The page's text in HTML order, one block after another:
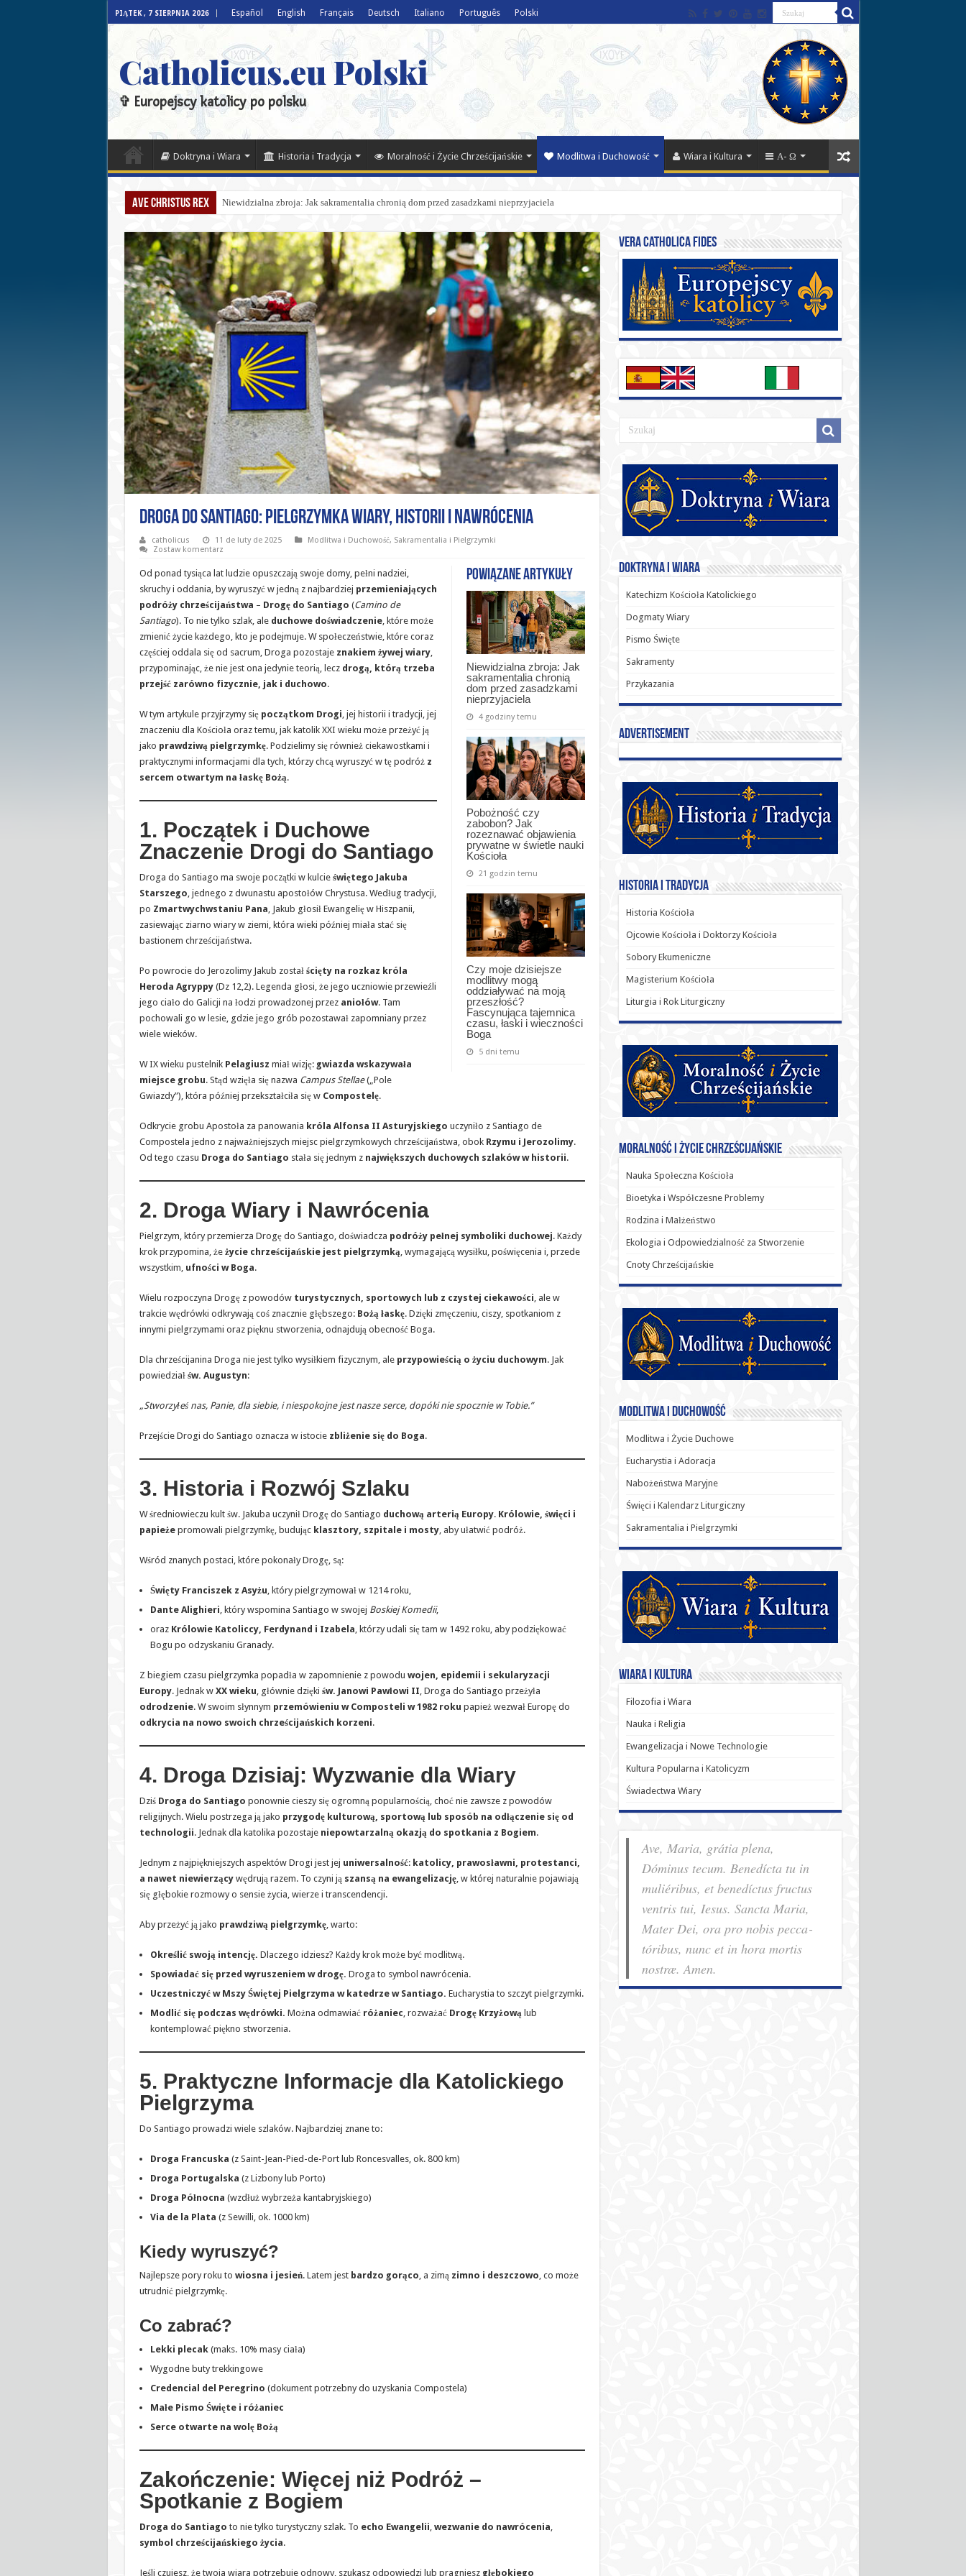
PIĄTEK , 7 SIERPNIA 2026 Español English Français Deutsch Italiano Português Polski
Catholicus.eu Polski
✞ Europejscy katolicy po polsku
Doktryna i Wiara Historia i Tradycja Moralność i Życie Chrześcijańskie Modlitwa i Duchowość Wiara i Kultura Α- Ω
Ave Christus Rex Niewidzialna zbroja: Jak sakramentalia chronią dom przed zasadzkami nieprzyjaciela
Droga do Santiago: Pielgrzymka Wiary, Historii i Nawrócenia
catholicus 11 de luty de 2025 Modlitwa i Duchowość, Sakramentalia i Pielgrzymki
Zostaw komentarz
Powiązane artykuły
Niewidzialna zbroja: Jak
sakramentalia chronią
dom przed zasadzkami
nieprzyjaciela
4 godziny temu
Pobożność czy
zabobon? Jak
rozeznawać objawienia
prywatne w świetle nauki
Kościoła
21 godzin temu
Czy moje dzisiejsze
modlitwy mogą
oddziaływać na moją
przeszłość?
Fascynująca tajemnica
czasu, łaski i wieczności
Boga
5 dni temu
Od ponad tysiąca lat ludzie opuszczają swoje domy, pełni nadziei,
skruchy i oddania, by wyruszyć w jedną z najbardziej przemieniających
podróży chrześcijaństwa – Drogę do Santiago (Camino de
Santiago). To nie tylko szlak, ale duchowe doświadczenie, które może
zmienić życie każdego, kto je podejmuje. W społeczeństwie, które coraz
częściej oddala się od sacrum, Droga pozostaje znakiem żywej wiary,
przypominając, że nie jest ona jedynie teorią, lecz drogą, którą trzeba
przejść zarówno fizycznie, jak i duchowo.
W tym artykule przyjrzymy się początkom Drogi, jej historii i tradycji, jej
znaczeniu dla Kościoła oraz temu, jak katolik XXI wieku może przeżyć ją
jako prawdziwą pielgrzymkę. Podzielimy się również ciekawostkami i
praktycznymi informacjami dla tych, którzy chcą wyruszyć w tę podróż z
sercem otwartym na łaskę Bożą.
1. Początek i Duchowe
Znaczenie Drogi do Santiago
Droga do Santiago ma swoje początki w kulcie świętego Jakuba
Starszego, jednego z dwunastu apostołów Chrystusa. Według tradycji,
po Zmartwychwstaniu Pana, Jakub głosił Ewangelię w Hiszpanii,
zasiewając ziarno wiary w ziemi, która wieki później miała stać się
bastionem chrześcijaństwa.
Po powrocie do Jerozolimy Jakub został ścięty na rozkaz króla
Heroda Agryppy(Dz 12,2). Legenda głosi, że jego uczniowie przewieźli
jego ciało do Galicji na łodzi prowadzonej przez aniołów. Tam
pochowali go w lesie, gdzie jego grób pozostawał zapomniany przez
wiele wieków.
W IX wieku pustelnik Pelagiusz miał wizję: gwiazda wskazywała
miejsce grobu. Stąd wzięła się nazwa Campus Stellae(„Pole
Gwiazdy”), która później przekształciła się w Compostelę.
Odkrycie grobu Apostoła za panowania króla Alfonsa II Asturyjskiego uczyniło z Santiago de
Compostela jedno z najważniejszych miejsc pielgrzymkowych chrześcijaństwa, obok Rzymu i Jerozolimy.
Od tego czasu Droga do Santiago stała się jednym z największych duchowych szlaków w historii.
2. Droga Wiary i Nawrócenia
Pielgrzym, który przemierza Drogę do Santiago, doświadcza podróży pełnej symboliki duchowej. Każdy
krok przypomina, że życie chrześcijańskie jest pielgrzymką, wymagającą wysiłku, poświęcenia i, przede
wszystkim, ufności w Boga.
Wielu rozpoczyna Drogę z powodów turystycznych, sportowych lub z czystej ciekawości, ale w
trakcie wędrówki odkrywają coś znacznie głębszego: Bożą łaskę. Dzięki zmęczeniu, ciszy, spotkaniom z
innymi pielgrzymami oraz pięknu stworzenia, odnajdują obecność Boga.
Dla chrześcijanina Droga nie jest tylko wysiłkiem fizycznym, ale przypowieścią o życiu duchowym. Jak
powiedział św. Augustyn:
„Stworzyłeś nas, Panie, dla siebie, i niespokojne jest nasze serce, dopóki nie spocznie w Tobie.”
Przejście Drogi do Santiago oznacza w istocie zbliżenie się do Boga.
3. Historia i Rozwój Szlaku
W średniowieczu kult św. Jakuba uczynił Drogę do Santiago duchową arterią Europy. Królowie, święci i
papieżepromowali pielgrzymkę, budując klasztory, szpitale i mosty, aby ułatwić podróż.
Wśród znanych postaci, które pokonały Drogę, są:
Święty Franciszek z Asyżu, który pielgrzymował w 1214 roku,
Dante Alighieri, który wspomina Santiago w swojej Boskiej Komedii,
oraz Królowie Katoliccy, Ferdynand i Izabela, którzy udali się tam w 1492 roku, aby podziękować
Bogu po odzyskaniu Granady.
Z biegiem czasu pielgrzymka popadła w zapomnienie z powodu wojen, epidemii i sekularyzacji
Europy. Jednak w XX wieku, głównie dzięki św. Janowi Pawłowi II, Droga do Santiago przeżyła
odrodzenie. W swoim słynnym przemówieniu w Composteli w 1982 roku papież wezwał Europę do
odkrycia na nowo swoich chrześcijańskich korzeni.
4. Droga Dzisiaj: Wyzwanie dla Wiary
Dziś Droga do Santiago ponownie cieszy się ogromną popularnością, choć nie zawsze z powodów
religijnych. Wielu postrzega ją jako przygodę kulturową, sportową lub sposób na odłączenie się od
technologii. Jednak dla katolika pozostaje niepowtarzalną okazją do spotkania z Bogiem.
Jednym z najpiękniejszych aspektów Drogi jest jej uniwersalność: katolicy, prawosławni, protestanci,
a nawet niewierzącywędrują razem. To czyni ją szansą na ewangelizację, w której naturalnie pojawiają
się głębokie rozmowy o sensie życia, wierze i transcendencji.
Aby przeżyć ją jako prawdziwą pielgrzymkę, warto:
Określić swoją intencję. Dlaczego idziesz? Każdy krok może być modlitwą.
Spowiadać się przed wyruszeniem w drogę. Droga to symbol nawrócenia.
Uczestniczyć w Mszy Świętej Pielgrzyma w katedrze w Santiago. Eucharystia to szczyt pielgrzymki.
Modlić się podczas wędrówki. Można odmawiać różaniec, rozważać Drogę Krzyżowąlub
kontemplować piękno stworzenia.
5. Praktyczne Informacje dla Katolickiego
Pielgrzyma
Do Santiago prowadzi wiele szlaków. Najbardziej znane to:
Droga Francuska (z Saint-Jean-Pied-de-Port lub Roncesvalles, ok. 800 km)
Droga Portugalska (z Lizbony lub Porto)
Droga Północna (wzdłuż wybrzeża kantabryjskiego)
Via de la Plata (z Sewilli, ok. 1000 km)
Kiedy wyruszyć?
Najlepsze pory roku to wiosna i jesień. Latem jest bardzo gorąco, a zimą zimno i deszczowo, co może
utrudnić pielgrzymkę.
Co zabrać?
Lekki plecak(maks. 10% masy ciała)
Wygodne buty trekkingowe
Credencial del Peregrino (dokument potrzebny do uzyskania Compostela)
Małe Pismo Święte i różaniec
Serce otwarte na wolę Bożą
Zakończenie: Więcej niż Podróż –
Spotkanie z Bogiem
Droga do Santiago to nie tylko turystyczny szlak. To echo Ewangelii, wezwanie do nawrócenia,
symbol chrześcijańskiego życia.
Jeśli czujesz, że twoja wiara potrzebuje odnowy, szukasz odpowiedzi lub pragniesz głębokiego
Vera catholica fides
Doktryna i Wiara
Katechizm Kościoła Katolickiego
Dogmaty Wiary
Pismo Święte
Sakramenty
Przykazania
Advertisement
Historia i Tradycja
Historia Kościoła
Ojcowie Kościoła i Doktorzy Kościoła
Sobory Ekumeniczne
Magisterium Kościoła
Liturgia i Rok Liturgiczny
Moralność i Życie Chrześcijańskie
Nauka Społeczna Kościoła
Bioetyka i Współczesne Problemy
Rodzina i Małżeństwo
Ekologia i Odpowiedzialność za Stworzenie
Cnoty Chrześcijańskie
Modlitwa i Duchowość
Modlitwa i Życie Duchowe
Eucharystia i Adoracja
Nabożeństwa Maryjne
Święci i Kalendarz Liturgiczny
Sakramentalia i Pielgrzymki
Wiara i Kultura
Filozofia i Wiara
Nauka i Religia
Ewangelizacja i Nowe Technologie
Kultura Popularna i Katolicyzm
Świadectwa Wiary
Ave, Maria, grátia plena,
Dóminus tecum. Benedícta tu in
muliéribus, et benedíctus fructus
ventris tui, Iesus. Sancta Maria,
Mater Dei, ora pro nobis pec­ca­
tóribus, nunc et in hora mortis
nostræ. Amen.